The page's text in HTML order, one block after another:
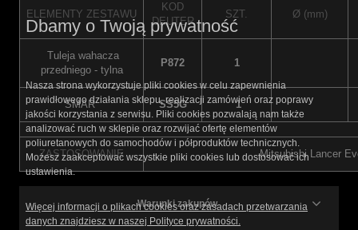
ELEMENTY ZESTAWU
KOD
DEUTER
SZT. Ø (mm)
Tuleja wahacza
przedniego - tylna
P872 1
SMAR SS5G 1
ZASTOSOWANIE Mitsubishi Lancer
Warunki zakupów
Dbamy o Twoją prywatność
Nasza strona wykorzystuje pliki cookies w celu zapewnienia
prawidłowego działania sklepu, realizacji zamówień oraz poprawy
jakości korzystania z serwisu. Pliki cookies pozwalają nam także
analizować ruch w sklepie oraz rozwijać ofertę elementów
poliuretanowych do samochodów i półproduktów technicznych.
Możesz zaakceptować wszystkie pliki cookies lub dostosować ich
ustawienia.
Więcej informacji o plikach cookies oraz zasadach przetwarzania
danych znajdziesz w naszej Polityce prywatności.